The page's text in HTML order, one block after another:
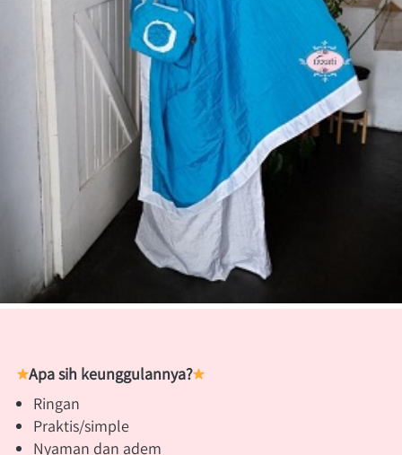
Apa sih keunggulannya?
Ringan
Praktis/simple
Nyaman dan adem